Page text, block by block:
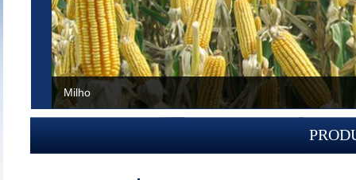
Milho